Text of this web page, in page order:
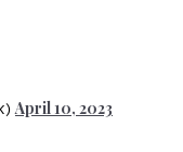
April 10, 2023